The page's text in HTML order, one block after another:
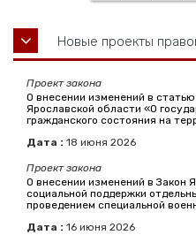
Новые проекты
Проект закона
О внесении изменений в
Ярославской области «О
гражданского состояния на
Дата : 18 июня 2026
Проект закона
О внесении изменений в Закон
социальной поддержки
проведением специальной
Дата : 16 июня 2026